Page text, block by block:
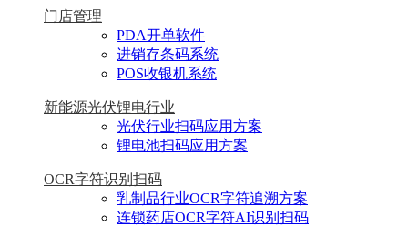
门店管理
PDA开单软件
进销存条码系统
POS收银机系统
新能源光伏锂电行业
光伏行业扫码应用方案
锂电池扫码应用方案
OCR字符识别扫码
乳制品行业OCR字符追溯方案
连锁药店OCR字符AI识别扫码